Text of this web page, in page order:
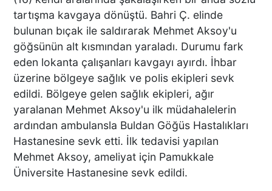
AZRAİL’E “ELDEN SONRA
GEL” DEDİ! OKEYE DEVAM
ETTİ
DENİZLİ’DEN TATİLE GİDEN
GRUBUN GÖZÜ ÖNÜNDE
TEKNE ÇALIŞANLARI
BİRBİRİNE GİRDİ!
tartışma kavgaya dönüştü. Bahri Ç. elinde
bulunan bıçak ile saldırarak Mehmet Aksoy'u
göğsünün alt kısmından yaraladı. Durumu fark
eden lokanta çalışanları kavgayı ayırdı. İhbar
üzerine bölgeye sağlık ve polis ekipleri sevk
edildi. Bölgeye gelen sağlık ekipleri, ağır
yaralanan Mehmet Aksoy'u ilk müdahalelerin
ardından ambulansla Buldan Göğüs Hastalıkları
Hastanesine sevk etti. İlk tedavisi yapılan
Mehmet Aksoy, ameliyat için Pamukkale
Üniversite Hastanesine sevk edildi.